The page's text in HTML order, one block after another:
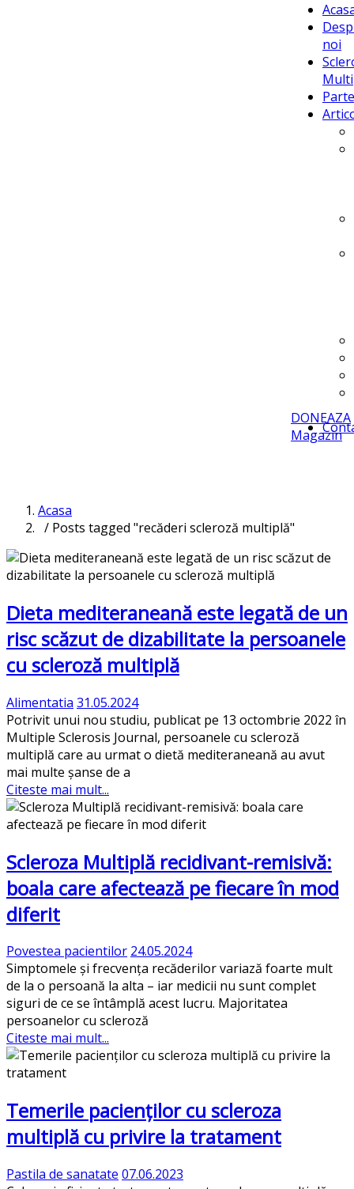
noi
DONEAZA
Magazin
Acasa
/ Posts tagged "recăderi scleroză multiplă"
Dieta mediteraneană este legată de un
risc scăzut de dizabilitate la persoanele
cu scleroză multiplă
Alimentatia 31.05.2024
Potrivit unui nou studiu, publicat pe 13 octombrie 2022 în
Multiple Sclerosis Journal, persoanele cu scleroză
multiplă care au urmat o dietă mediteraneană au avut
mai multe șanse de a
Citeste mai mult...
Scleroza Multiplă recidivant-remisivă:
boala care afectează pe fiecare în mod
diferit
Povestea pacientilor 24.05.2024
Simptomele și frecvența recăderilor variază foarte mult
de la o persoană la alta – iar medicii nu sunt complet
siguri de ce se întâmplă acest lucru. Majoritatea
persoanelor cu scleroză
Citeste mai mult...
Temerile pacienților cu scleroza
multiplă cu privire la tratament
Pastila de sanatate 07.06.2023